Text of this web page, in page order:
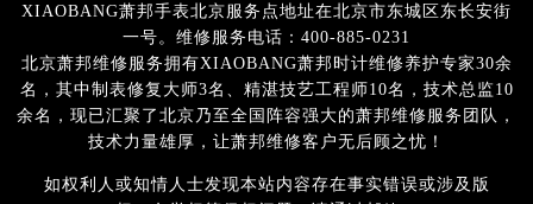
XIAOBANG萧邦手表北京服务点地址在北京市东城区东长安街
一号。维修服务电话：400-885-0231
北京萧邦维修服务拥有XIAOBANG萧邦时计维修养护专家30余
名，其中制表修复大师3名、精湛技艺工程师10名，技术总监10
余名，现已汇聚了北京乃至全国阵容强大的萧邦维修服务团队，
技术力量雄厚，让萧邦维修客户无后顾之忧！
如权利人或知情人士发现本站内容存在事实错误或涉及版